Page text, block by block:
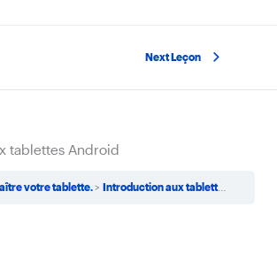
Next Leçon
tablettes Android
votre tablette. Introduction aux tablettes Android